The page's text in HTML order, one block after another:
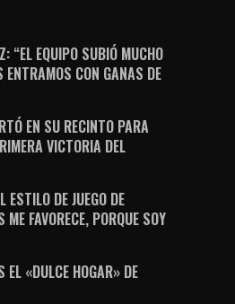
“EL EQUIPO SUBIÓ MUCHO
ENTRAMOS CON GANAS DE
EN SU RECINTO PARA
VICTORIA DEL
ESTILO DE JUEGO DE
FAVORECE, PORQUE SOY
EL «DULCE HOGAR» DE